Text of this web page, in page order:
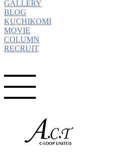
GALLERY
BLOG
KUCHIKOMI
MOVIE
COLUMN
RECRUIT